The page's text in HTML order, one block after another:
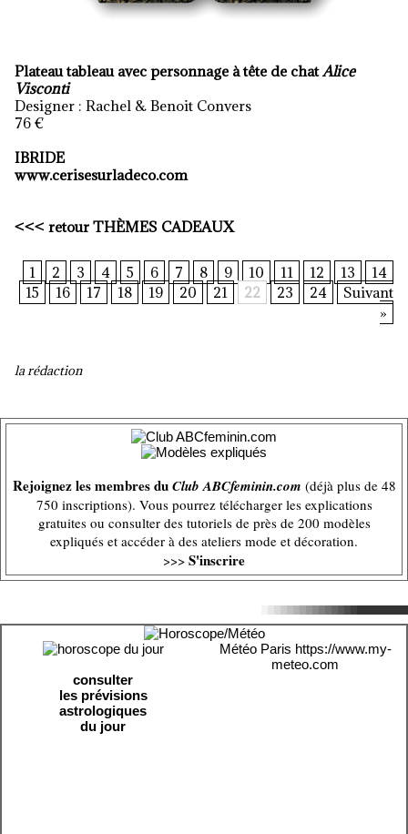
Plateau tableau avec personnage à tête de chatAlice
Visconti
Designer : Rachel & Benoit Convers
76 €
IBRIDE
www.cerisesurladeco.com
<<< retour THÈMES CADEAUX
1 2 3 4 5 6 7 8 9 10 11 12 13
14
15
16 17 18 19 20 21 22 23 24
Suivant
»
la rédaction
Rejoignez les membres duClub ABCfeminin.com (déjà plus de 48
750 inscriptions). Vous pourrez télécharger les explications
gratuites ou consulter des tutoriels de près de 200 modèles
expliqués et accéder à des ateliers mode et décoration.
>>> S'inscrire
consulter
les prévisions
astrologiques
du jour
Météo Paris https://www.my-
meteo.com